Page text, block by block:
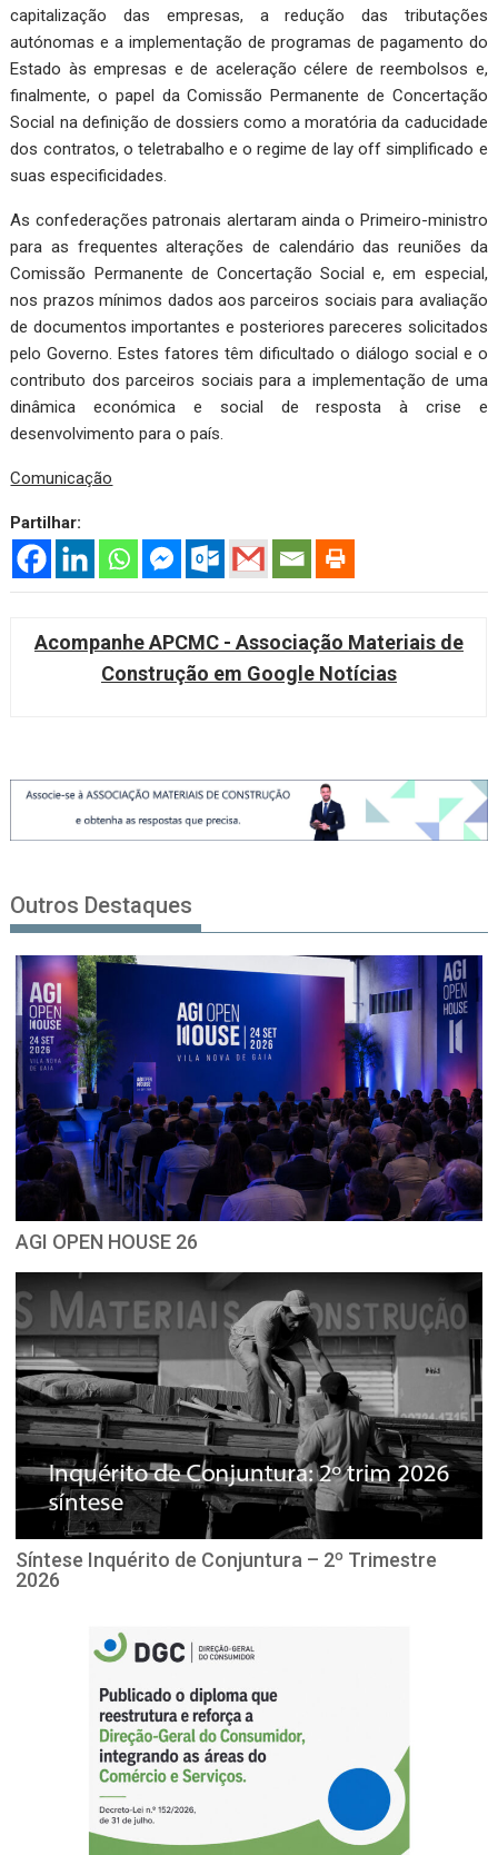
capitalização das empresas, a redução das tributações
autónomas e a implementação de programas de pagamento do
Estado às empresas e de aceleração célere de reembolsos e,
finalmente, o papel da Comissão Permanente de Concertação
Social na definição de dossiers como a moratória da caducidade
dos contratos, o teletrabalho e o regime de lay off simplificado e
suas especificidades.
As confederações patronais alertaram ainda o Primeiro-ministro
para as frequentes alterações de calendário das reuniões da
Comissão Permanente de Concertação Social e, em especial,
nos prazos mínimos dados aos parceiros sociais para avaliação
de documentos importantes e posteriores pareceres solicitados
pelo Governo. Estes fatores têm dificultado o diálogo social e o
contributo dos parceiros sociais para a implementação de uma
dinâmica económica e social de resposta à crise e
desenvolvimento para o país.
Comunicação
Partilhar:
Acompanhe APCMC - Associação Materiais de
Construção em Google Notícias
Outros Destaques
AGI OPEN HOUSE 26
Síntese Inquérito de Conjuntura – 2º Trimestre
2026